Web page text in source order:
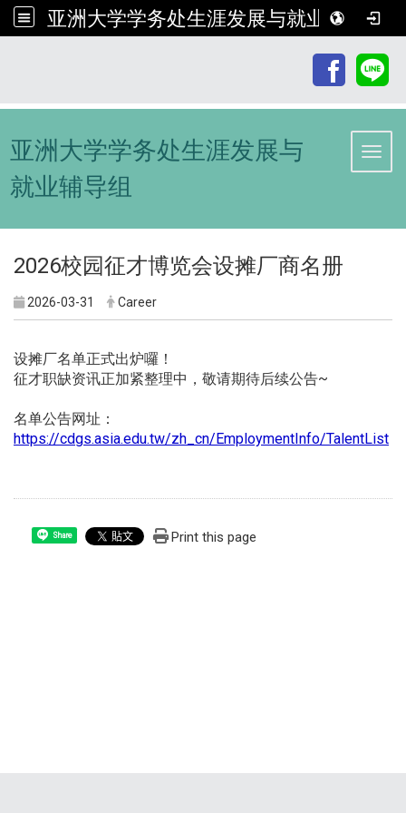
亚洲大学学务处生涯发展与就业辅导组
亚洲大学学务处生涯发展与
就业辅导组
2026校园征才博览会设摊厂商名册
2026-03-31 Career
设摊厂名单正式出炉囉！
征才职缺资讯正加紧整理中，敬请期待后续公告~
名单公告网址：
https://cdgs.asia.edu.tw/zh_cn/EmploymentInfo/TalentList
Share Print this page